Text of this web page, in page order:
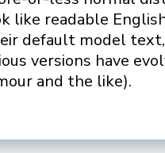
like readable
default model
versions have
and the like).